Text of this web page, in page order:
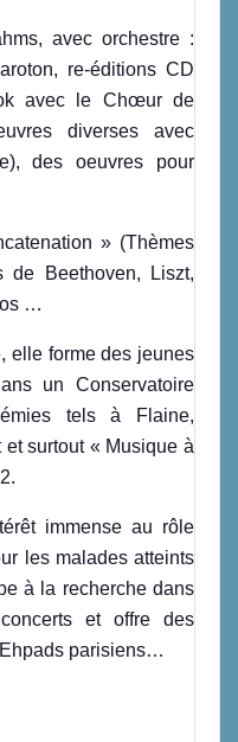
avec orchestre :
re-éditions CD
avec le Chœur de
diverses avec
des oeuvres pour
» (Thèmes
de Beethoven, Liszt,
…
elle forme des jeunes
un Conservatoire
tels à Flaine,
surtout « Musique à
immense au rôle
les malades atteints
à la recherche dans
et offre des
parisiens…